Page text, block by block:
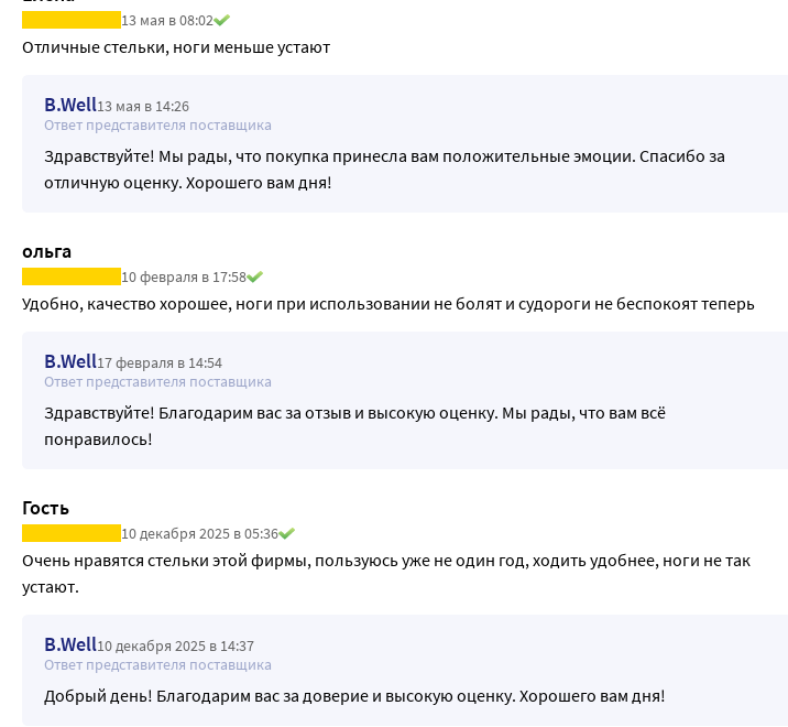
13 мая в 08:02
Отличные стельки, ноги меньше устают
B.Well13 мая в 14:26
Ответ представителя поставщика
Здравствуйте! Мы рады, что покупка принесла вам положительные эмоции. Спасибо за
отличную оценку. Хорошего вам дня!
ольга
10 февраля в 17:58
Удобно, качество хорошее, ноги при использовании не болят и судороги не беспокоят теперь
B.Well17 февраля в 14:54
Ответ представителя поставщика
Здравствуйте! Благодарим вас за отзыв и высокую оценку. Мы рады, что вам всё
понравилось!
Гость
10 декабря 2025 в 05:36
Очень нравятся стельки этой фирмы, пользуюсь уже не один год, ходить удобнее, ноги не так
устают.
B.Well10 декабря 2025 в 14:37
Ответ представителя поставщика
Добрый день! Благодарим вас за доверие и высокую оценку. Хорошего вам дня!